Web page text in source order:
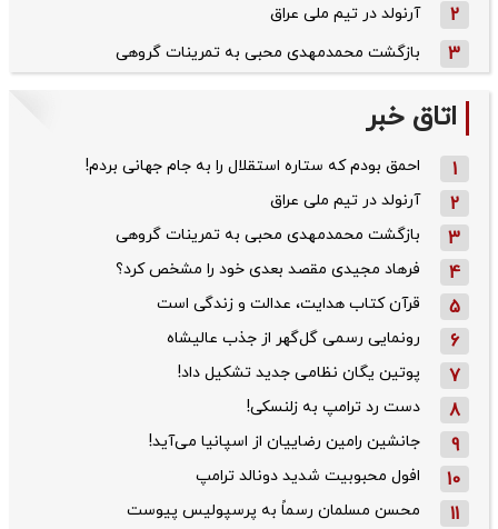
2 آرنولد در تیم ملی عراق
3 بازگشت محمدمهدی محبی به تمرینات گروهی
اتاق خبر
1 احمق بودم که ستاره استقلال را به جام جهانی بردم!
2 آرنولد در تیم ملی عراق
3 بازگشت محمدمهدی محبی به تمرینات گروهی
4 فرهاد مجیدی مقصد بعدی خود را مشخص کرد؟
5 قرآن کتاب هدایت، عدالت و زندگی است
6 رونمایی رسمی گل‌گهر از جذب عالیشاه
7 پوتین یگان نظامی جدید تشکیل داد!
8 دست رد ترامپ به زلنسکی!
9 جانشین رامین رضاییان از اسپانیا می‌آید!
10 افول محبوبیت شدید دونالد ترامپ
11 محسن مسلمان رسماً به پرسپولیس پیوست